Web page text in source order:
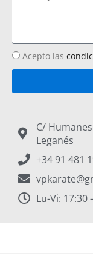
Acepto las
C/
Leganés
+34 91 481
Lu-Vi: 17:30